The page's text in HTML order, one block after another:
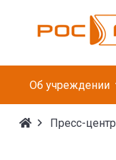
Об учреждении
Пресс-центр